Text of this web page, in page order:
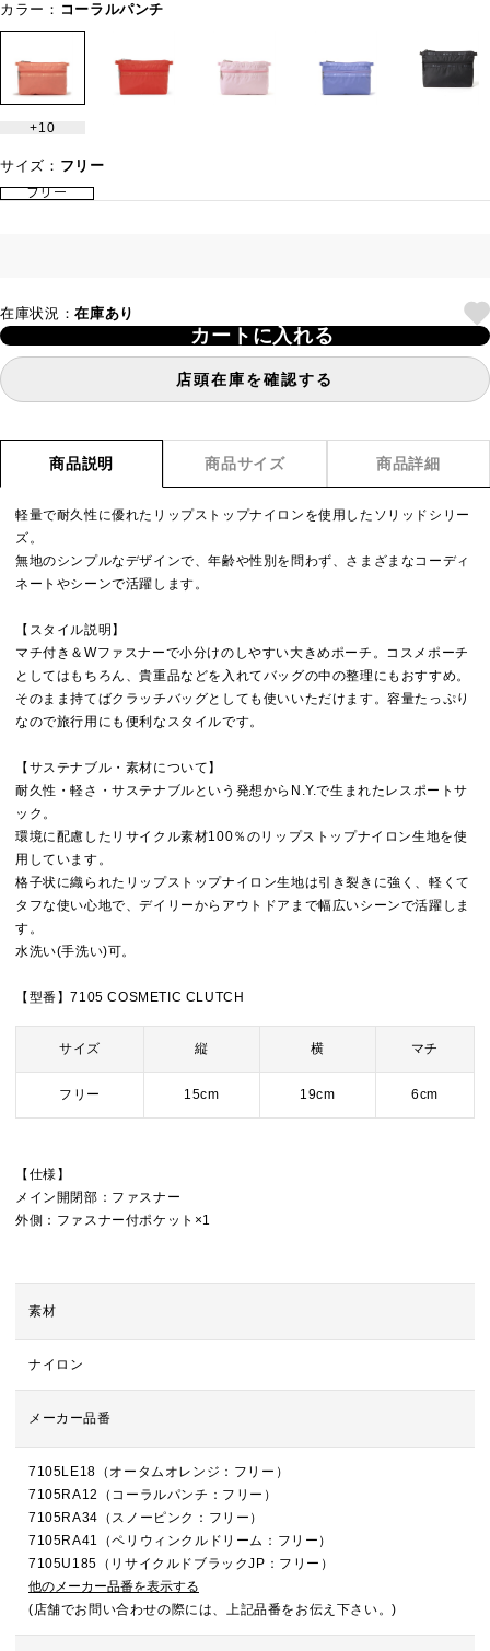
カラー： コーラルパンチ
10
サイズ： フリー
フリー
在庫状況：在庫あり
カートに入れる
店頭在庫を確認する
商品説明 商品サイズ 商品詳細
軽量で耐久性に優れたリップストップナイロンを使用したソリッドシリー
ズ。
無地のシンプルなデザインで、年齢や性別を問わず、さまざまなコーディ
ネートやシーンで活躍します。
【スタイル説明】
マチ付き＆Wファスナーで小分けのしやすい大きめポーチ。コスメポーチ
としてはもちろん、貴重品などを入れてバッグの中の整理にもおすすめ。
そのまま持てばクラッチバッグとしても使いいただけます。容量たっぷり
なので旅行用にも便利なスタイルです。
【サステナブル・素材について】
耐久性・軽さ・サステナブルという発想からN.Y.で生まれたレスポートサ
ック。
環境に配慮したリサイクル素材100％のリップストップナイロン生地を使
用しています。
格子状に織られたリップストップナイロン生地は引き裂きに強く、軽くて
タフな使い心地で、デイリーからアウトドアまで幅広いシーンで活躍しま
す。
水洗い(手洗い)可。
【型番】7105 COSMETIC CLUTCH
サイズ 縦 横 マチ
フリー 15cm 19cm 6cm
【仕様】
メイン開閉部：ファスナー
外側：ファスナー付ポケット×1
素材
ナイロン
メーカー品番
7105LE18（オータムオレンジ：フリー）
7105RA12（コーラルパンチ：フリー）
7105RA34（スノーピンク：フリー）
7105RA41（ペリウィンクルドリーム：フリー）
7105U185（リサイクルドブラックJP：フリー）
他のメーカー品番を表示する
(店舗でお問い合わせの際には、上記品番をお伝え下さい。)